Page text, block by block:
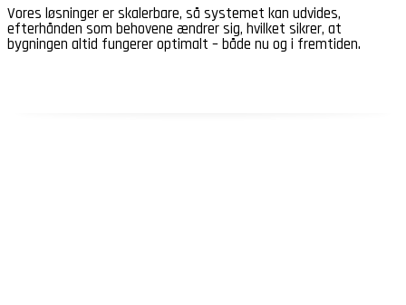
Vores løsninger er skalerbare, så systemet kan udvides,
efterhånden som behovene ændrer sig, hvilket sikrer, at
bygningen altid fungerer optimalt – både nu og i fremtiden.